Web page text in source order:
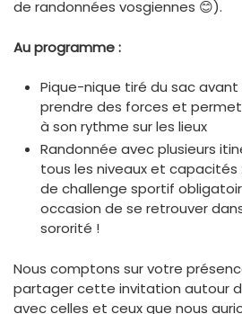
de randonnées vosgiennes 😊).
Au programme :
Pique-nique tiré du sac
prendre des forces et
à son rythme sur les lieux
Randonnée avec plusieurs
tous les niveaux et capacités
de challenge sportif
occasion de se retrouver
sororité !
Nous comptons sur votre
partager cette invitation autour
avec celles et ceux que nous